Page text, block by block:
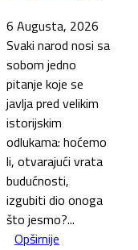
6 Augusta, 2026
Svaki narod nosi sa
sobom jedno
pitanje koje se
javlja pred velikim
istorijskim
odlukama: hoćemo
li, otvarajući vrata
budućnosti,
izgubiti dio onoga
što jesmo?...
Opširnije